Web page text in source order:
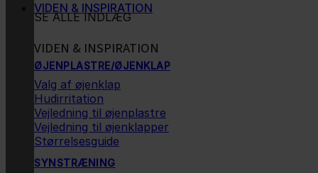
SE ALLE INDLÆG
VIDEN & INSPIRATION
VIDEN & INSPIRATION
ØJENPLASTRE/ØJENKLAP
Valg af øjenklap
Hudirritation
Vejledning til øjenplastre
Vejledning til øjenklapper
Størrelsesguide
SYNSTRÆNING